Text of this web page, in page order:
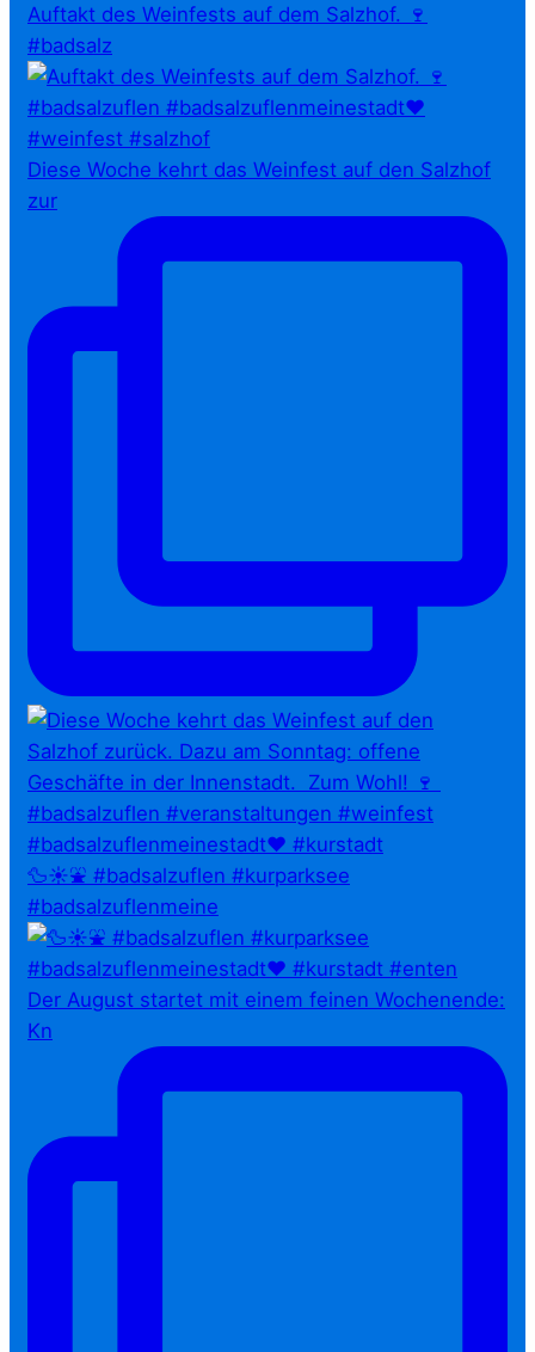
Auftakt des Weinfests auf dem Salzhof. 🍷
#badsalz
Diese Woche kehrt das Weinfest auf den Salzhof
zur
🦆☀️⛲ #badsalzuflen #kurparksee
#badsalzuflenmeine
Der August startet mit einem feinen Wochenende:
Kn